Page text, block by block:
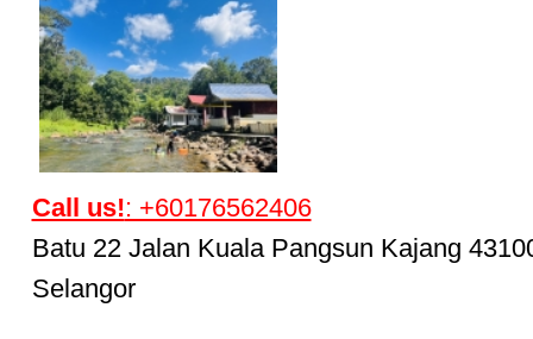
Call us!: +60176562406
Batu 22 Jalan Kuala Pangsun Kajang
Selangor